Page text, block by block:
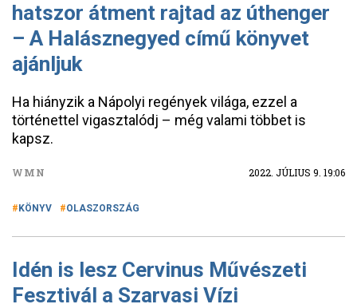
hatszor átment rajtad az úthenger
– A Halásznegyed című könyvet
ajánljuk
Ha hiányzik a Nápolyi regények világa, ezzel a
történettel vigasztalódj – még valami többet is
kapsz.
WMN 2022. JÚLIUS 9. 19:06
KÖNYV OLASZORSZÁG
Idén is lesz Cervinus Művészeti
Fesztivál a Szarvasi Vízi